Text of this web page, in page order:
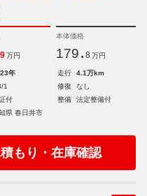
9 万円
本体価格
179. 8 万円
年 走行
4.1万km
1 修復
なし
付 整備
法定整備付
県 春日井市
積もり・在庫確認